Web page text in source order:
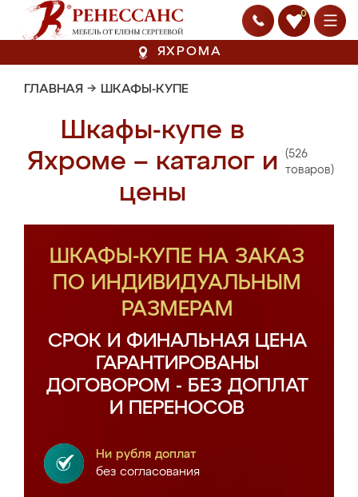
0
ЯХРОМА
ГЛАВНАЯ → ШКАФЫ-КУПЕ
Шкафы-купе в
Яхроме – каталог и
цены
(526
товаров)
ШКАФЫ-КУПЕ НА ЗАКАЗ
ПО ИНДИВИДУАЛЬНЫМ
РАЗМЕРАМ
СРОК И ФИНАЛЬНАЯ ЦЕНА
ГАРАНТИРОВАНЫ
ДОГОВОРОМ - БЕЗ ДОПЛАТ
И ПЕРЕНОСОВ
Ни рубля доплат
без согласования